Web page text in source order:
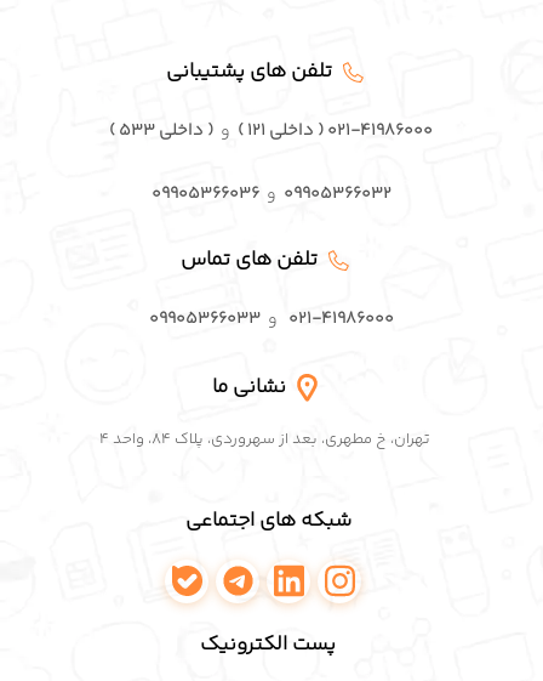
تلفن های پشتیبانی
۰۲۱-۴۱۹۸۶۰۰۰ ( داخلی ۱۲۱ ) و ( داخلی ۵۳۳ )
۰۹۹۰۵۳۶۶۰۳۲ و۰۹۹۰۵۳۶۶۰۳۶
تلفن های تماس
۰۲۱-۴۱۹۸۶۰۰۰ و۰۹۹۰۵۳۶۶۰۳۳
نشانی ما
تهران، خ مطهری، بعد از سهروردی، پلاک ۸۴، واحد ۴
شبکه های اجتماعی
اینستاگرام پافکو
لینکدین پافکو
تلگرام پافکوواتساپ پافکو
پست الکترونیک